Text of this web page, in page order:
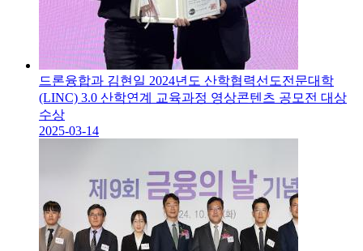
드론융합과 김현일 2024년도 산학협력선도전문대학
(LINC) 3.0 산학연계 교육과정 영상콘텐츠 공모전 대상
수상
2025-03-14